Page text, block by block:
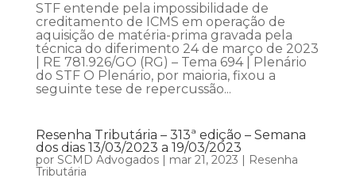
STF entende pela impossibilidade de
creditamento de ICMS em operação de
aquisição de matéria-prima gravada pela
técnica do diferimento 24 de março de 2023
| RE 781.926/GO (RG) – Tema 694 | Plenário
do STF O Plenário, por maioria, fixou a
seguinte tese de repercussão...
Resenha Tributária – 313ª edição – Semana
dos dias 13/03/2023 a 19/03/2023
por SCMD Advogados| mar 21, 2023 | Resenha
Tributária